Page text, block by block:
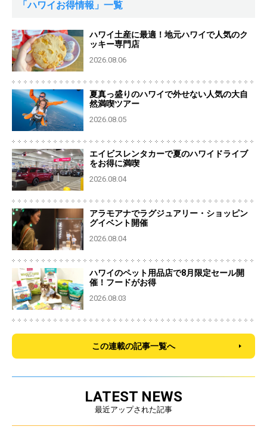
「ハワイお得情報」一覧
ハワイ土産に最適！地元ハワイで人気のク
ッキー専門店
2026.08.06
夏真っ盛りのハワイで外せない人気の大自
然満喫ツアー
2026.08.05
エイビスレンタカーで夏のハワイドライブ
をお得に満喫
2026.08.04
アラモアナでラグジュアリー・ショッピン
グイベント開催
2026.08.04
ハワイのペット用品店で8月限定セール開
催！フードがお得
2026.08.03
この連載の記事一覧へ
LATEST NEWS
最近アップされた記事